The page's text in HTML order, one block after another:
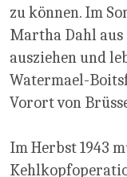
zu können. Im
Martha Dahl
ausziehen und
Watermael-
Vorort von
Im Herbst 1943